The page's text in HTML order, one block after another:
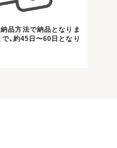
品方法で納品となりま
、約45日〜60日となり